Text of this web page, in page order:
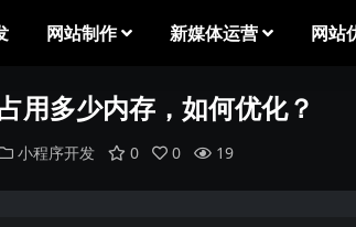
网站制作 新媒体运营 网站
用多少内存，如何优化？
小程序开发 0 0 19